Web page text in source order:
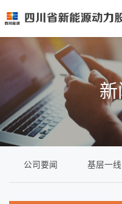
公司要闻 基层一线